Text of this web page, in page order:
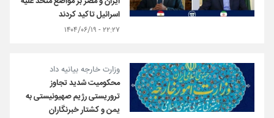
اسرائیل تاکید کردند
۲۲:۲۷ - ۱۴۰۴/۰۶/۱۹
وزارت خارجه بیانیه داد
محکومیت شدید تجاوز
تروریستی رژیم صهیونیستی به
یمن و کشتار خبرنگاران